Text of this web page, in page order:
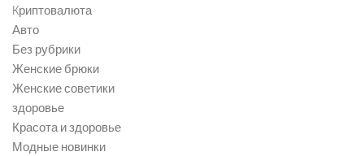
Kриптовалюта
Авто
Без рубрики
Женские брюки
Женские советики
здоровье
Красота и здоровье
Модные новинки